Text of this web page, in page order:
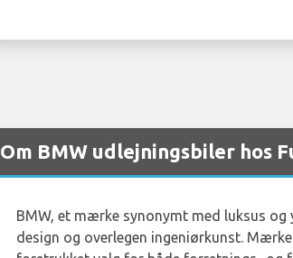
Om BMW udlejningsbiler hos
BMW, et mærke synonymt med luksus
design og overlegen ingeniørkunst.